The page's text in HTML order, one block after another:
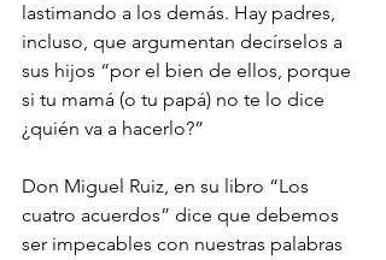
lastimando a los demás. Hay padres,
incluso, que argumentan decírselos a
sus hijos “por el bien de ellos, porque
si tu mamá (o tu papá) no te lo dice
¿quién va a hacerlo?”
Don Miguel Ruiz, en su libro “Los
cuatro acuerdos” dice que debemos
ser impecables con nuestras palabras